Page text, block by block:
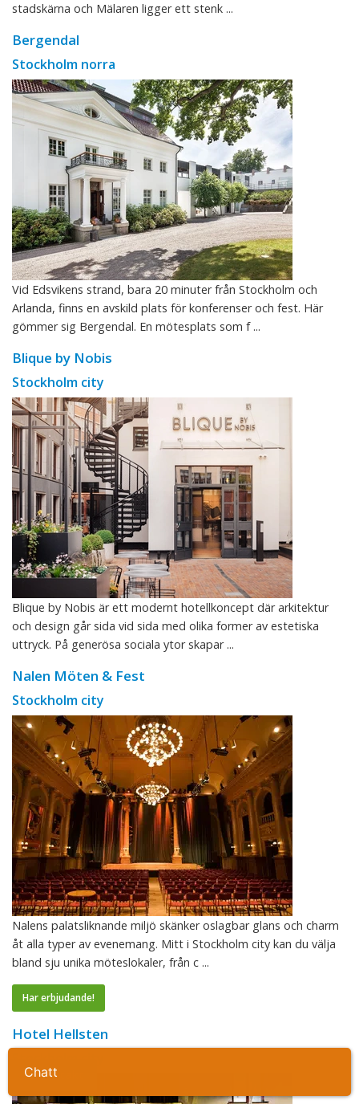
Ta kontakt
stadskärna och Mälaren ligger ett stenk ...
Bergendal
Stockholm norra
Vid Edsvikens strand, bara 20 minuter från Stockholm och
Arlanda, finns en avskild plats för konferenser och fest. Här
gömmer sig Bergendal. En mötesplats som f ...
Blique by Nobis
Stockholm city
Blique by Nobis är ett modernt hotellkoncept där arkitektur
och design går sida vid sida med olika former av estetiska
uttryck. På generösa sociala ytor skapar ...
Nalen Möten & Fest
Stockholm city
Nalens palatsliknande miljö skänker oslagbar glans och charm
åt alla typer av evenemang. Mitt i Stockholm city kan du välja
bland sju unika möteslokaler, från c ...
Har erbjudande!
Hotel Hellsten